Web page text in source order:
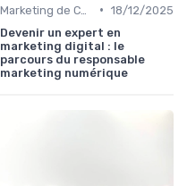
• 18/12/2025
Devenir un expert en
marketing digital : le
parcours du responsable
marketing numérique